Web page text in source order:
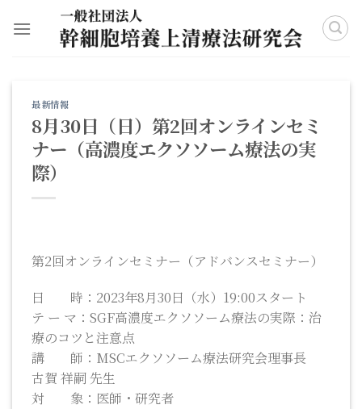
最新情報
8月30日（日）第2回オンラインセミ
ナー（高濃度エクソソーム療法の実
際）
第2回オンラインセミナー（アドバンスセミナー）
日 時：2023年8月30日（水）19:00スタート
テ ー マ：SGF高濃度エクソソーム療法の実際：治
療のコツと注意点
講 師：MSCエクソソーム療法研究会理事長
古賀 祥嗣 先生
対 象：医師・研究者